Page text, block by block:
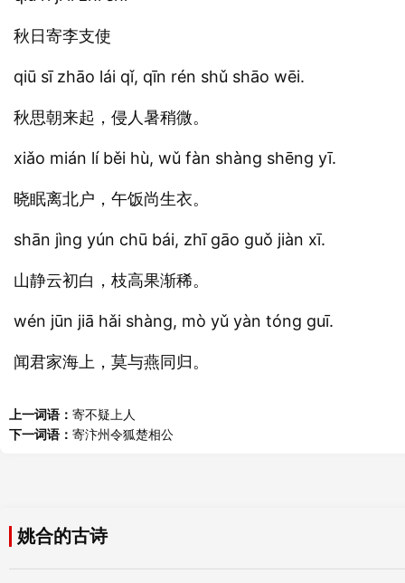
秋日寄李支使
qiū sī zhāo lái qǐ, qīn rén shǔ shāo wēi.
秋思朝来起，侵人暑稍微。
xiǎo mián lí běi hù, wǔ fàn shàng shēng yī.
晓眠离北户，午饭尚生衣。
shān jìng yún chū bái, zhī gāo guǒ jiàn xī.
山静云初白，枝高果渐稀。
wén jūn jiā hǎi shàng, mò yǔ yàn tóng guī.
闻君家海上，莫与燕同归。
上一词语： 寄不疑上人
下一词语： 寄汴州令狐楚相公
姚合的古诗